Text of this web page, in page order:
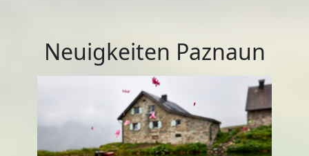
Neuigkeiten Paznaun